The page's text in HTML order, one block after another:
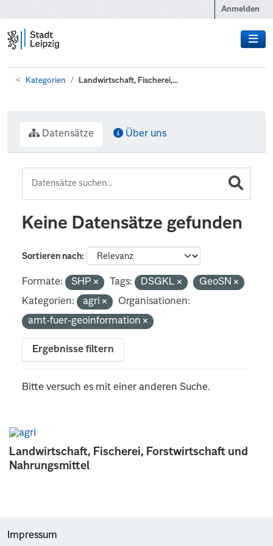
Anmelden
Kategorien Landwirtschaft, Fischerei,...
Landwirtschaft, Fischerei, Forstwirtschaft und
Nahrungsmittel
Datensätze Über uns
Keine Datensätze gefunden
Sortieren nach
Formate: SHP Tags: DSGKL
GeoSN
Kategorien:
agri
Organisationen:
amt-fuer-geoinformation
Ergebnisse filtern
Bitte versuch es mit einer anderen Suche.
Impressum